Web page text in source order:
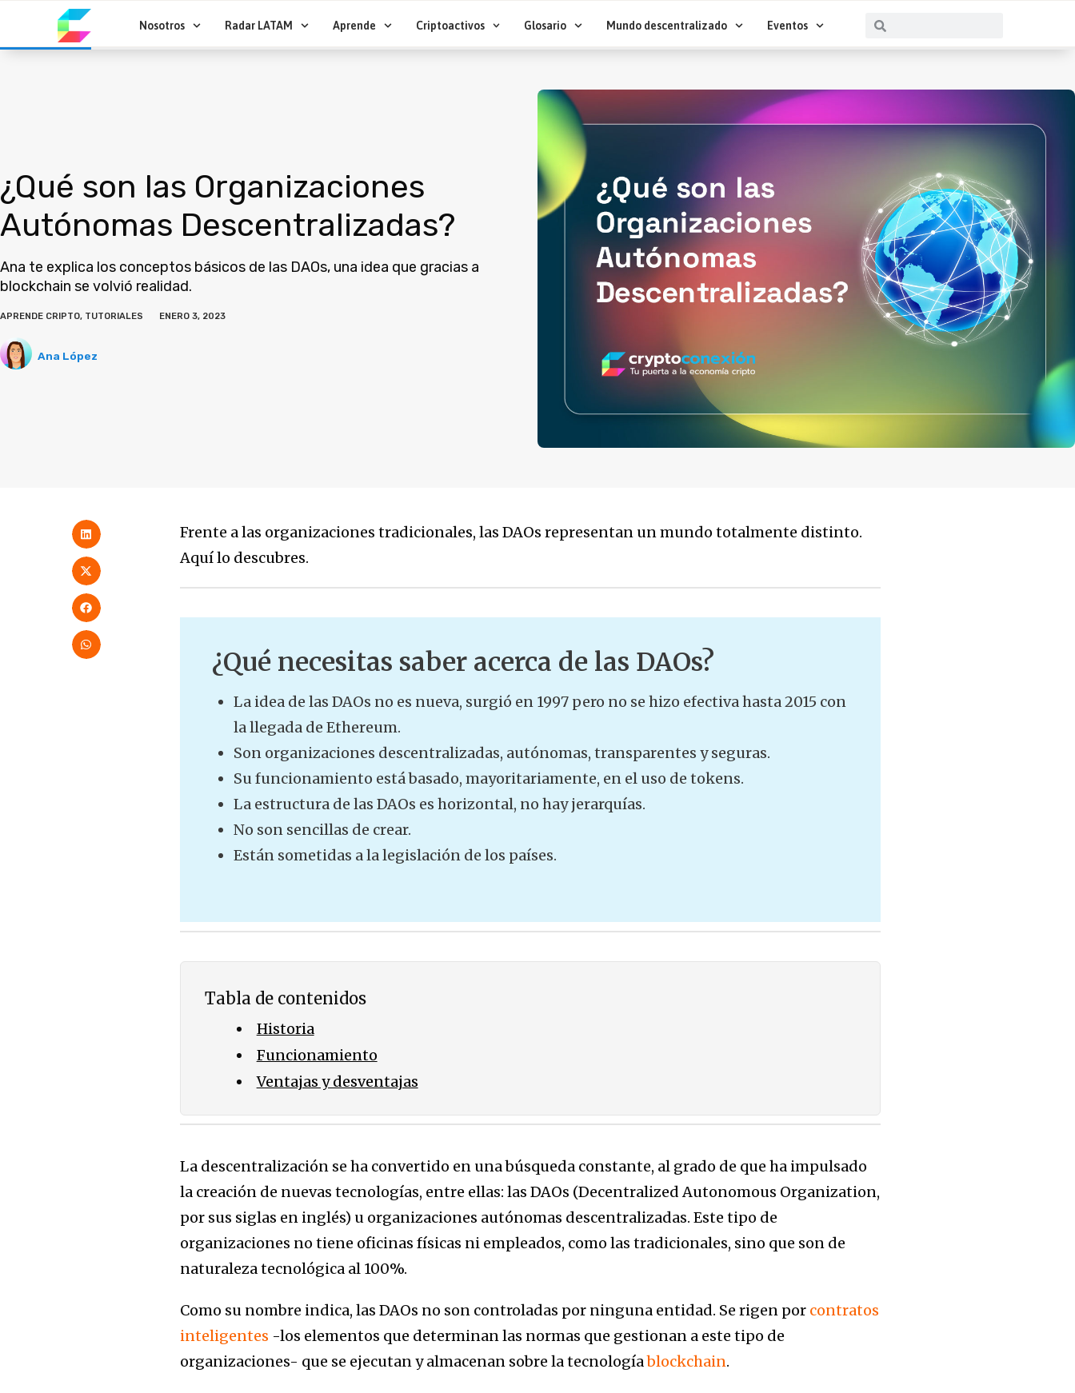
contenido
Nosotros Radar LATAM Aprende Criptoactivos Glosario Mundo descentralizado Eventos Buscar
¿Qué son las Organizaciones
Autónomas Descentralizadas?
Ana te explica los conceptos básicos de las DAOs, una idea que gracias a
blockchain se volvió realidad.
APRENDE CRIPTO, TUTORIALES ENERO 3, 2023
Ana López
Frente a las organizaciones tradicionales, las DAOs representan un mundo totalmente distinto.
Aquí lo descubres.
¿Qué necesitas saber acerca de las DAOs?
La idea de las DAOs no es nueva, surgió en 1997 pero no se hizo efectiva hasta 2015 con
la llegada de Ethereum.
Son organizaciones descentralizadas, autónomas, transparentes y seguras.
Su funcionamiento está basado, mayoritariamente, en el uso de tokens.
La estructura de las DAOs es horizontal, no hay jerarquías.
No son sencillas de crear.
Están sometidas a la legislación de los países.
Tabla de contenidos
Historia
Funcionamiento
Ventajas y desventajas
La descentralización se ha convertido en una búsqueda constante, al grado de que ha impulsado
la creación de nuevas tecnologías, entre ellas: las DAOs (Decentralized Autonomous Organization,
por sus siglas en inglés) u organizaciones autónomas descentralizadas. Este tipo de
organizaciones no tiene oficinas físicas ni empleados, como las tradicionales, sino que son de
naturaleza tecnológica al 100%.
Como su nombre indica, las DAOs no son controladas por ninguna entidad. Se rigen por contratos
inteligentes -los elementos que determinan las normas que gestionan a este tipo de
organizaciones- que se ejecutan y almacenan sobre la tecnologíablockchain.